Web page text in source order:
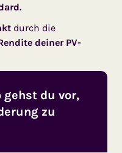
durch die
deiner PV-
du vor,
zu